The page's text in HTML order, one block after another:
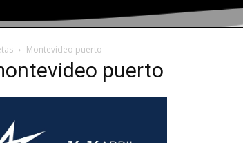
Montevideo puerto
puerto